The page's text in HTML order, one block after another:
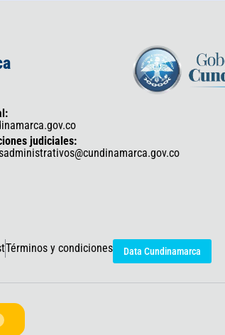
judiciales:
Términos y condiciones Data Cundinamarca